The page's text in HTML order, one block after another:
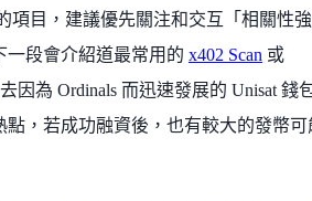
項目，建議優先關注和交互「相關性
一段會介紹道最常用的 x402 Scan 或
因為 Ordinals 而迅速發展的 Unisat 錢
點，若成功融資後，也有較大的發幣可